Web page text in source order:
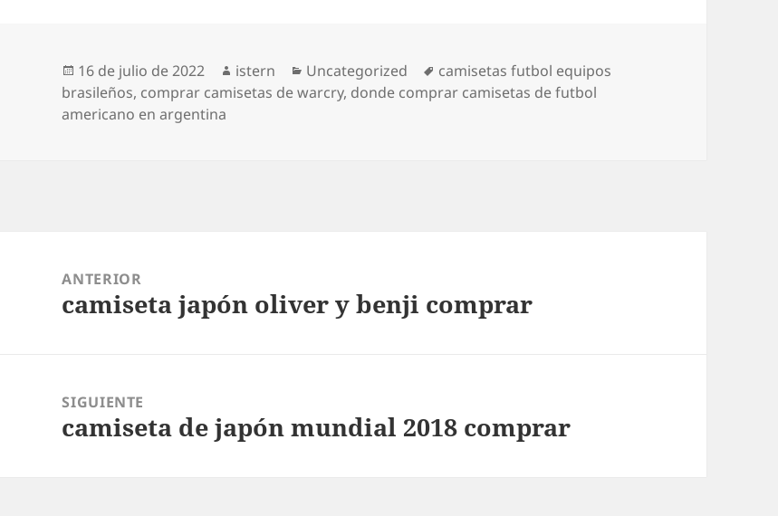
Publicado
el
16 de julio de 2022 Autor
istern Categorías
Uncategorized Etiquetas
camisetas futbol equipos
brasileños, comprar camisetas de warcry, donde comprar camisetas de futbol
americano en argentina
entradas
ANTERIOR
Entrada
camiseta japón oliver y benji comprar
SIGUIENTE
Entrada
camiseta de japón mundial 2018 comprar